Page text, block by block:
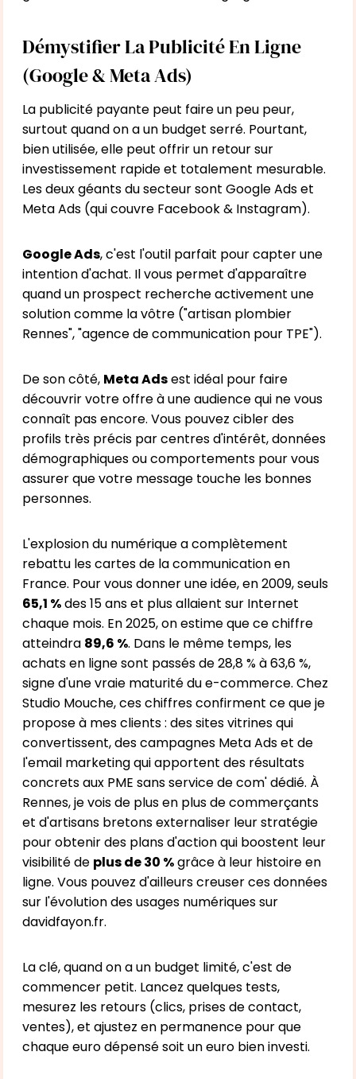
Démystifier La Publicité En Ligne
(Google & Meta Ads)
La publicité payante peut faire un peu peur,
surtout quand on a un budget serré. Pourtant,
bien utilisée, elle peut offrir un retour sur
investissement rapide et totalement mesurable.
Les deux géants du secteur sont Google Ads et
Meta Ads (qui couvre Facebook & Instagram).
Google Ads, c'est l'outil parfait pour capter une
intention d'achat. Il vous permet d'apparaître
quand un prospect recherche activement une
solution comme la vôtre ("artisan plombier
Rennes", "agence de communication pour TPE").
De son côté, Meta Adsest idéal pour faire
découvrir votre offre à une audience qui ne vous
connaît pas encore. Vous pouvez cibler des
profils très précis par centres d'intérêt, données
démographiques ou comportements pour vous
assurer que votre message touche les bonnes
personnes.
L'explosion du numérique a complètement
rebattu les cartes de la communication en
France. Pour vous donner une idée, en 2009, seuls
65,1 %des 15 ans et plus allaient sur Internet
chaque mois. En 2025, on estime que ce chiffre
atteindra 89,6 %. Dans le même temps, les
achats en ligne sont passés de 28,8 % à 63,6 %,
signe d'une vraie maturité du e-commerce. Chez
Studio Mouche, ces chiffres confirment ce que je
propose à mes clients : des sites vitrines qui
convertissent, des campagnes Meta Ads et de
l'email marketing qui apportent des résultats
concrets aux PME sans service de com' dédié. À
Rennes, je vois de plus en plus de commerçants
et d'artisans bretons externaliser leur stratégie
pour obtenir des plans d'action qui boostent leur
visibilité de plus de 30 %grâce à leur histoire en
ligne. Vous pouvez d'ailleurs creuser ces données
sur l'évolution des usages numériques sur
davidfayon.fr.
La clé, quand on a un budget limité, c'est de
commencer petit. Lancez quelques tests,
mesurez les retours (clics, prises de contact,
ventes), et ajustez en permanence pour que
chaque euro dépensé soit un euro bien investi.